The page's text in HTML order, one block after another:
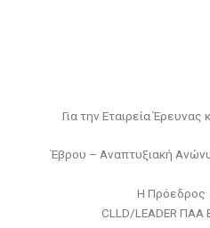
Για την Εταιρεία
Έβρου – Αναπτυξιακή
Η Πρόεδρος
CLLD/LEADER